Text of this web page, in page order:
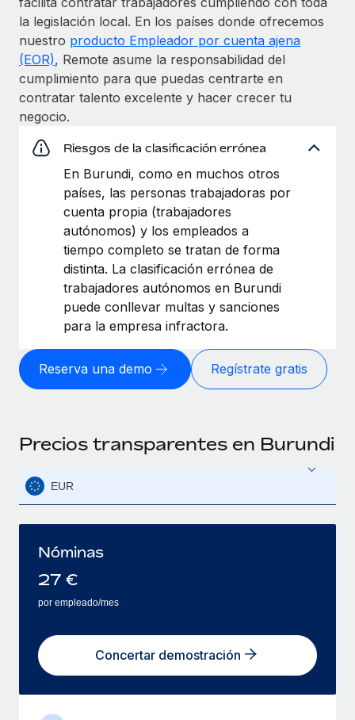
la legislación local. En los países donde ofrecemos
nuestro producto Empleador por cuenta ajena
(EOR), Remote asume la responsabilidad del
cumplimiento para que puedas centrarte en
contratar talento excelente y hacer crecer tu
negocio.
Riesgos de la clasificación errónea
En Burundi, como en muchos otros
países, las personas trabajadoras por
cuenta propia (trabajadores
autónomos) y los empleados a
tiempo completo se tratan de forma
distinta. La clasificación errónea de
trabajadores autónomos en Burundi
puede conllevar multas y sanciones
para la empresa infractora.
Reserva una demo Regístrate gratis
Precios transparentes en Burundi
EUR
Nóminas
27 €
por empleado/mes
Concertar demostración